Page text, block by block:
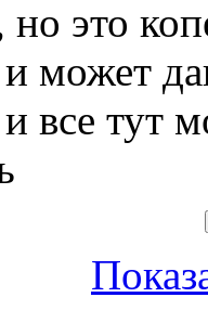
но это
может
все тут